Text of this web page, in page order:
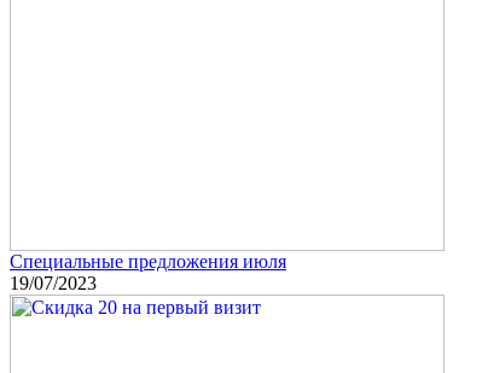
Специальные предложения июля
19/07/2023